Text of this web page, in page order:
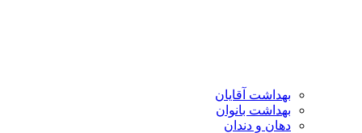
بهداشت آقایان
بهداشت بانوان
دهان و دندان